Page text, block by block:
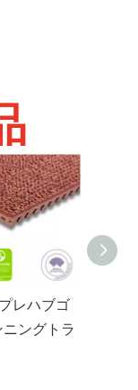
レハブゴ
ングトラ